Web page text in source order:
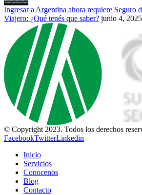
Ingresar a Argentina ahora requiere Seguro
Viajero: ¿Qué tenés que saber? junio 4, 2025
© Copyright 2023. Todos los derechos
FacebookTwitterLinkedin
Inicio
Servicios
Conocenos
Blog
Contacto